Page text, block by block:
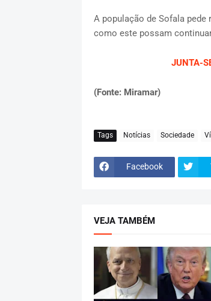
A população de Sofala pede
como este possam
JUNTA-
(Fonte: Miramar)
Tags Notícias Sociedade
Facebook
VEJA TAMBÉM